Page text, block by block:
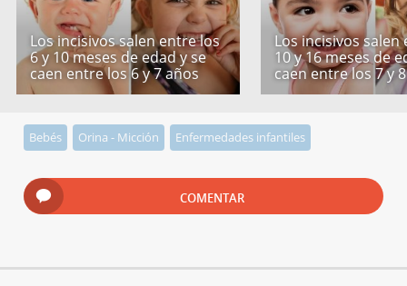
Los incisivos salen entre los
6 y 10 meses de edad y se
caen entre los 6 y 7 años
Los incisivos salen
10 y 16 meses de
caen entre los 7 y
Bebés Orina - Micción Enfermedades infantiles
COMENTAR